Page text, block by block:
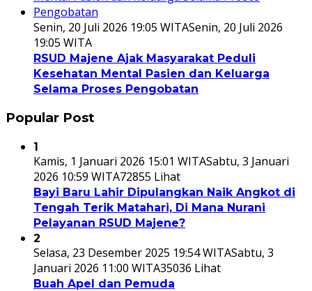
Senin, 20 Juli 2026 19:05 WITASenin, 20 Juli 2026
19:05 WITA
RSUD Majene Ajak Masyarakat Peduli
Kesehatan Mental Pasien dan Keluarga
Selama Proses Pengobatan
Popular Post
1
Kamis, 1 Januari 2026 15:01 WITASabtu, 3 Januari
2026 10:59 WITA72855 Lihat
Bayi Baru Lahir Dipulangkan Naik Angkot di
Tengah Terik Matahari, Di Mana Nurani
Pelayanan RSUD Majene?
2
Selasa, 23 Desember 2025 19:54 WITASabtu, 3
Januari 2026 11:00 WITA35036 Lihat
Buah Apel dan Pemuda